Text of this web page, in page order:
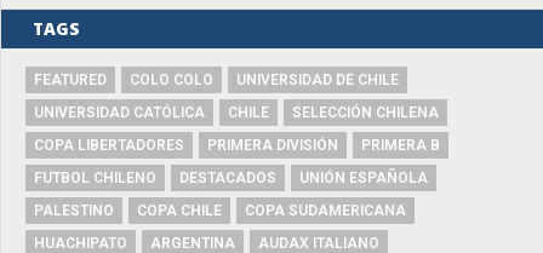
TAGS
FEATURED COLO COLO
UNIVERSIDAD DE CHILE
UNIVERSIDAD CATÓLICA
CHILE
SELECCIÓN CHILENA
COPA LIBERTADORES
PRIMERA DIVISIÓN
PRIMERA B
FUTBOL CHILENO
DESTACADOS
UNIÓN ESPAÑOLA
PALESTINO
COPA CHILE
COPA SUDAMERICANA
HUACHIPATO
ARGENTINA
AUDAX ITALIANO